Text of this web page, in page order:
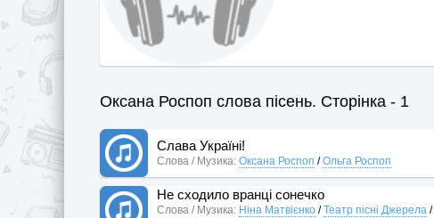
Оксана Роспоп слова пісень. Сторінка - 1
Слава Україні!
Слова / Музика: Оксана Роспоп /Ольга Роспоп
Не сходило вранці сонечко
Слова / Музика: Ніна Матвієнко /Театр пісні Джерела /